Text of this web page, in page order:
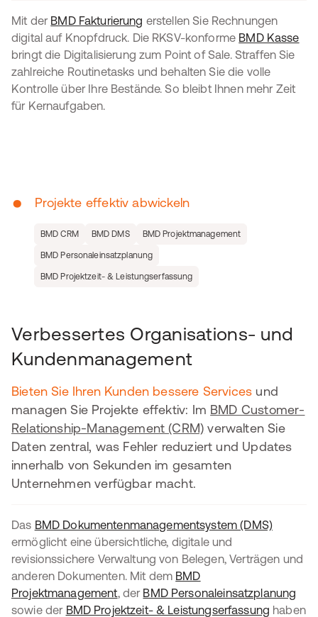
Mit der BMD Fakturierung erstellen Sie Rechnungen
digital auf Knopfdruck. Die RKSV-konforme BMD Kasse
bringt die Digitalisierung zum Point of Sale. Straffen Sie
zahlreiche Routinetasks und behalten Sie die volle
Kontrolle über Ihre Bestände. So bleibt Ihnen mehr Zeit
für Kernaufgaben.
• Projekte effektiv abwickeln
BMD CRM BMD DMS BMD Projektmanagement
BMD Personaleinsatzplanung
BMD Projektzeit- & Leistungserfassung
Verbessertes Organisations- und
Kundenmanagement
Bieten Sie Ihren Kunden bessere Services und
managen Sie Projekte effektiv: Im BMD Customer-
Relationship-Management (CRM) verwalten Sie
Daten zentral, was Fehler reduziert und Updates
innerhalb von Sekunden im gesamten
Unternehmen verfügbar macht.
Das BMD Dokumentenmanagementsystem (DMS)
ermöglicht eine übersichtliche, digitale und
revisionssichere Verwaltung von Belegen, Verträgen und
anderen Dokumenten. Mit dem BMD
Projektmanagement, der BMD Personaleinsatzplanung
sowie der BMD Projektzeit- & Leistungserfassung haben